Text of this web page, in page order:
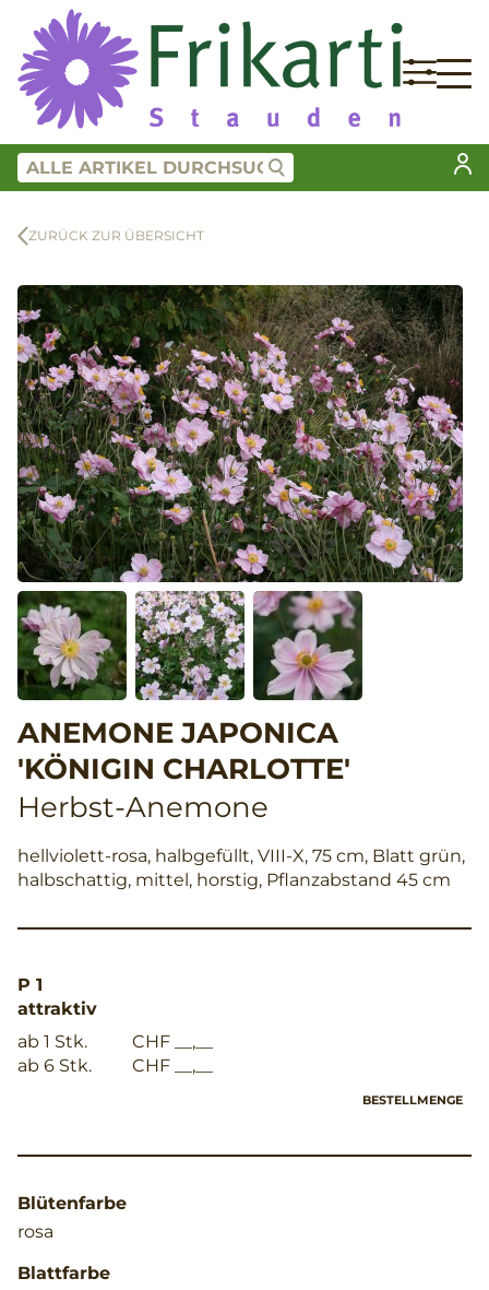
ZURÜCK ZUR ÜBERSICHT
ANEMONE JAPONICA
'KÖNIGIN CHARLOTTE'
Herbst-Anemone
hellviolett-rosa, halbgefüllt, VIII-X, 75 cm, Blatt grün,
halbschattig, mittel, horstig, Pflanzabstand 45 cm
P 1
attraktiv
ab 1 Stk.
CHF __,__
ab 6 Stk.
CHF __,__
BESTELLMENGE
Blütenfarbe
rosa
Blattfarbe